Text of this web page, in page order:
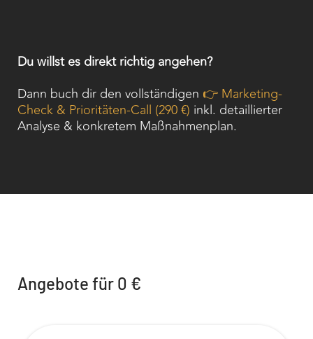
Du willst es direkt richtig angehen?
Dann buch dir den vollständigen 👉 Marketing-
Check & Prioritäten-Call (290 €) inkl. detaillierter
Analyse & konkretem Maßnahmenplan.
Angebote für 0 €